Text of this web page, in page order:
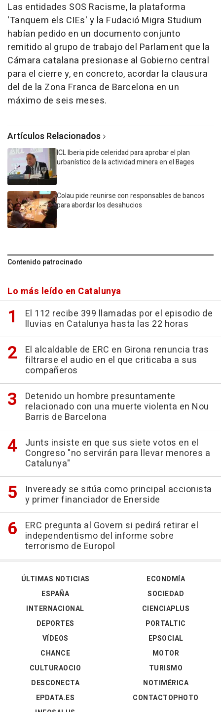
Las entidades SOS Racisme, la plataforma
'Tanquem els CIEs' y la Fudació Migra Studium
habían pedido en un documento conjunto
remitido al grupo de trabajo del Parlament que la
Cámara catalana presionase al Gobierno central
para el cierre y, en concreto, acordar la clausura
del de la Zona Franca de Barcelona en un
máximo de seis meses.
Artículos Relacionados
ICL Iberia pide celeridad para aprobar el plan
urbanístico de la actividad minera en el Bages
Colau pide reunirse con responsables de bancos
para abordar los desahucios
Contenido patrocinado
Lo más leído en Catalunya
El 112 recibe 399 llamadas por el episodio de
lluvias en Catalunya hasta las 22 horas
El alcaldable de ERC en Girona renuncia tras
filtrarse el audio en el que criticaba a sus
compañeros
Detenido un hombre presuntamente
relacionado con una muerte violenta en Nou
Barris de Barcelona
Junts insiste en que sus siete votos en el
Congreso "no servirán para llevar menores a
Catalunya"
Inveready se sitúa como principal accionista
y primer financiador de Enerside
ERC pregunta al Govern si pedirá retirar el
independentismo del informe sobre
terrorismo de Europol
ÚLTIMAS NOTICIAS
ESPAÑA
INTERNACIONAL
DEPORTES
VÍDEOS
ECONOMÍA
SOCIEDAD
CIENCIAPLUS
PORTALTIC
EPSOCIAL
CHANCE
CULTURAOCIO
DESCONECTA
EPDATA.ES
MOTOR
TURISMO
NOTIMÉRICA
CONTACTOPHOTO